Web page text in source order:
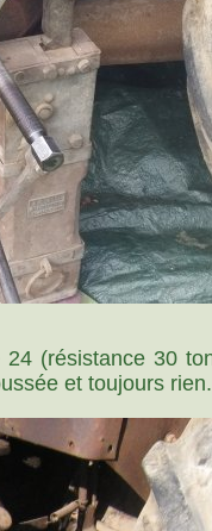
(résistance 30
et toujours rien.